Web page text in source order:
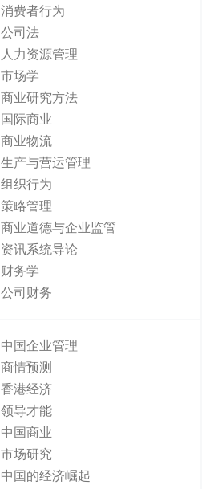
消费者行为
公司法
人力资源管理
市场学
商业研究方法
国际商业
商业物流
生产与营运管理
组织行为
策略管理
商业道德与企业监管
资讯系统导论
财务学
公司财务
中国企业管理
商情预测
香港经济
领导才能
中国商业
市场研究
中国的经济崛起